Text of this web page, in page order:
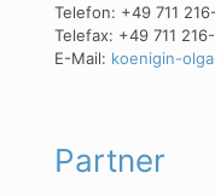
Telefon: +49 711
Telefax: +49 711
E-Mail: koenigin-
Partner